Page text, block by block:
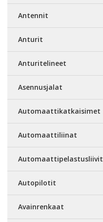
Antennit
Anturit
Anturitelineet
Asennusjalat
Automaattikatkaisimet
Automaattiliinat
Automaattipelastusliivit
Autopilotit
Avainrenkaat